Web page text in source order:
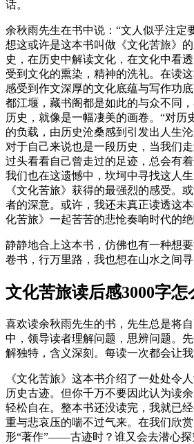
话。
余秋雨先生在书中说：“文人似乎注定
想这或许是这本书叫做《文化苦旅》
史，在历史中解读文化，在文化中看
受到文化的熏染，精神的洗礼。在读
感受到作文深厚的文化底蕴与写作功
都江堰，藏书阁都是如此的与众不同
历史，就像是一幅凄美的画卷。“对历
的负载，由历史沧桑感到引发出人生
对于自己来说也是一段历史，当我们
过头看看自己曾走过的足迹，总会有
我们也在这遗憾中，坎坷中寻找这人
《文化苦旅》获得的最强烈的感受。
者的深意。或许，我还未真正读透这
化苦旅》一起苦苦的悲怆奏响时代的绝
静静地合上这本书，仿佛也有一种想
卷书，行万里路，我也想在山水之间寻
文化苦旅读后感3000字怎
喜欢读余秋雨先生的书，先生总是将
中，领导读者理解问题，思辨问题。
解独特，含义深刻。每读一次都会让我
《文化苦旅》这本书介绍了一处处令
历史古迹。但你千万不要因此认为读
轻松自在。整本书还没读完，我就已
重与悲哀压的喘不过气来。在我们欣
形“著作”——古迹时？谁又会去潜心探